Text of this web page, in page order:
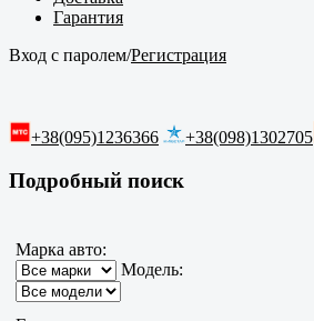
Гарантия
Вход с паролем/Регистрация
+38(095)1236366 +38(098)1302705
Подробный поиск
Марка авто:
Модель: